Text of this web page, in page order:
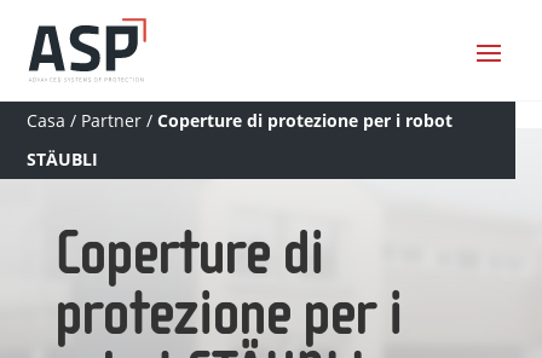
Casa / Partner /Coperture di protezione per i robot
STÄUBLI
Coperture di
protezione per i